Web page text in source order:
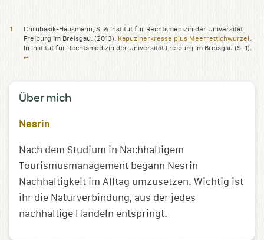
Chrubasik-Hausmann, S. & Institut für Rechtsmedizin der Universität
Freiburg im Breisgau. (2013). Kapuzinerkresse plus Meerrettichwurzel
In Institut für Rechtsmedizin der Universität Freiburg Im Breisgau (S. 1).
↩︎
Über mich
Nesrin
Nach dem Studium in Nachhaltigem
Tourismusmanagement begann Nesrin
Nachhaltigkeit im Alltag umzusetzen. Wichtig ist
ihr die Naturverbindung, aus der jedes
nachhaltige Handeln entspringt.